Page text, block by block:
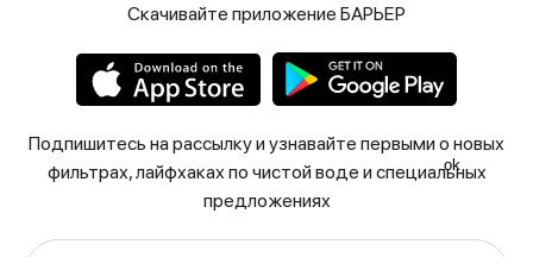
Скачивайте приложение БАРЬЕР
Подпишитесь на рассылку и узнавайте первыми о новых
фильтрах, лайфхаках по чистой воде и специальных
предложениях
ok